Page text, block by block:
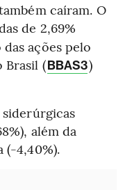
caíram. O
de 2,69%
ações pelo
Brasil (BBAS3)
siderúrgicas
além da
(-4,40%).